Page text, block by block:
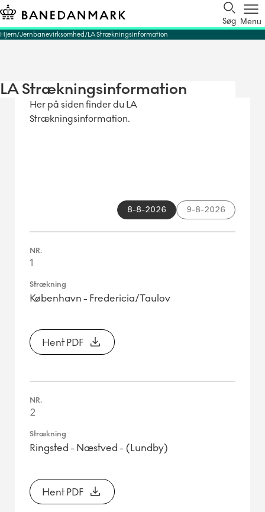
Søg Menu
Hjem Jernbanevirksomhed LA Strækningsinformation
LA Strækningsinformation
Her på siden finder du LA
Strækningsinformation.
8-8-2026 9-8-2026
1
København - Fredericia/Taulov
Hent PDF
2
Ringsted - Næstved - (Lundby)
Hent PDF